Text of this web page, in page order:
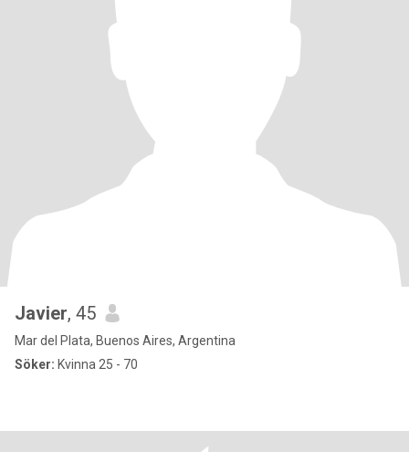
Javier, 45
Mar del Plata, Buenos Aires, Argentina
Söker: Kvinna 25 - 70